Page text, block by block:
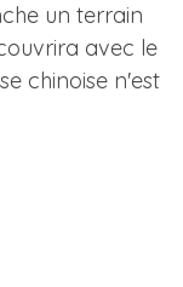
un terrain
avec le
chinoise n'est